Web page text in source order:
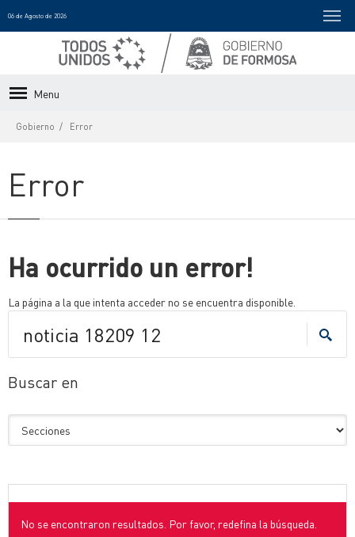
06 de Agosto de 2026
Menu
Gobierno Error
Error
Ha ocurrido un error!
La página a la que intenta acceder no se encuentra disponible.
Buscar en
No se encontraron resultados. Por favor, redefina la búsqueda.